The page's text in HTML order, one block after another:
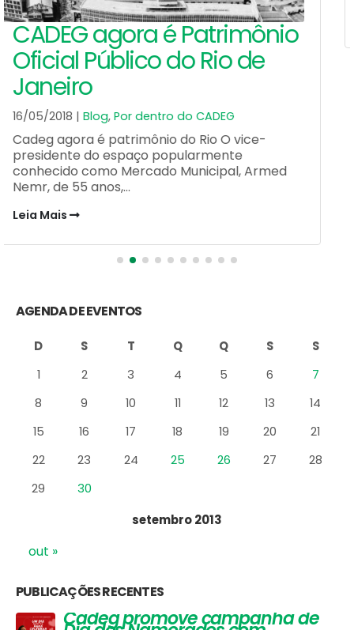
Leia Mais
AGENDA DE EVENTOS
D S T Q Q
1
2 3 4 5 6
24 25 26
out »
PUBLICAÇÕES RECENTES
Vinhos que Harmonizam com
Queijos: Um Guia Completo para
30/03/2026
Festival de Inverno do Cadeg traz
opções para os adultos se
aquecerem na estação mais
a criançada
30/06/2025
#NamoradosnoCadeg Deu
Match
16/06/2025